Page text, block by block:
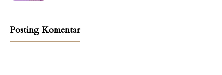
Posting Komentar